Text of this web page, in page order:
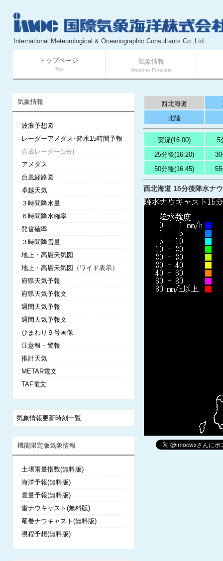
International Meteorological & Oceanographic Consultants Co.,Ltd.
トップページ
Top
気象情報
Weather Forecast
西北海道
北陸
実況(16:00)
5
25分後(16:20)
50分後(16:45)
西北海道 15分後降水ナ
気象情報
波浪予想図
レーダーアメダス･降水15時間予報
合成レーダー(5分)
アメダス
台風経路図
卓越天気
３時間降水量
６時間降水確率
発雷確率
３時間降雪量
地上・高層天気図
地上・高層天気図（ワイド表示）
府県天気予報
府県天気予報文
週間天気予報
週間天気予報文
ひまわり９号画像
注意報・警報
推計天気
METAR電文
TAF電文
気象情報更新時刻一覧
機能限定版気象情報
土壌雨量指数(無料版)
海洋予報(無料版)
雲量予報(無料版)
雷ナウキャスト(無料版)
竜巻ナウキャスト(無料版)
視程予想(無料版)